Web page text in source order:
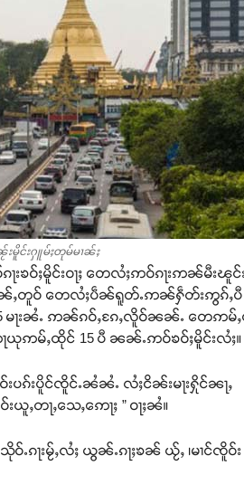
းမိူင်းႁူမ်ႈတုမ်မၢၼ်ႈ
ႃးၶဝ်ႈမိူင်းဝႃႈ တေလႆႈဢဝ်ၵႃးဢၼ်မီးၽူ
တူဝ် တေလႆႈပဵၼ်ရူတ်ႉဢၼ်ႁဵတ်းဢွၵ်ႇပီ
ႃးၼႆႉ ဢၼ်ၵဝ်ႇၵႄႇလိူဝ်ၼၼ်ႉ တေဢမ်
ဢႃယုဢမ်ႇထိုင် 15 ပီ ၼၼ်ႉဢဝ်ၶဝ်ႈမိူင်းလႆႈ။
ၢဝ်းပၵ်းပိူင်ၸိူင်ႉၼႆၼႆႉ လႆႈငိၼ်းမႃးႁိုင်ၼ
ယူႇတႃႇသေႇဢေႃႈ ” ဝႃႈၼႆ။
ၵႃးမႂ်ႇလႆႈ ယွၼ်ႉၵႃႈၶၼ် ယႂ်ႇ ၊မၢင်ၸိူဝ်